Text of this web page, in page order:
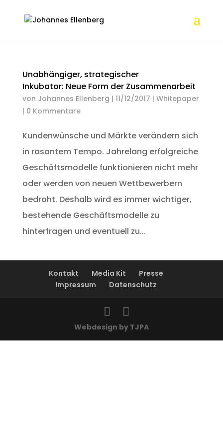
Unabhängiger, strategischer
Inkubator: Neue Form der Zusammenarbeit
von Johannes Ellenberg | 11/12/2017 | Whitepaper
| 0 Kommentare
Kundenwünsche und Märkte verändern sich
in rasantem Tempo. Jahrelang erfolgreiche
Geschäftsmodelle funktionieren nicht mehr
oder werden von neuen Wettbewerbern
bedroht. Deshalb wird es immer wichtiger,
bestehende Geschäftsmodelle zu
hinterfragen und eventuell zu...
Kontakt Media Kit
Presse
Impressum
Datenschutz
Webdesign by TJPA